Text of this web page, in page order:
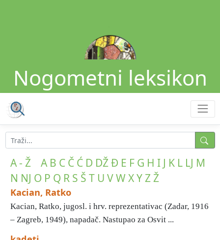
Nogometni leksikon
A - Ž A B C Č Ć D DŽĐ E F G H I J K L LJ M
N NJ O P Q R S Š T U VW XYZŽ
Kacian, Ratko
Kacian, Ratko, jugosl. i hrv. reprezentativac (Zadar, 1916
– Zagreb, 1949), napadač. Nastupao za Osvit ...